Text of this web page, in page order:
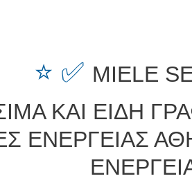
⭐ ✅ MIELE
ΚΑΙ ΕΙΔΗ
ΕΝΕΡΓΕΙΑΣ